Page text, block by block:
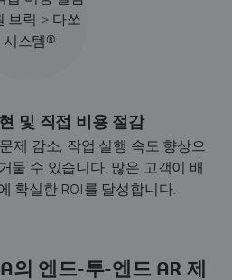
및 직접 비용 절감
제 감소, 작업 실행 속도 향상으
둘 수 있습니다. 많은 고객이 배
확실한 ROI를 달성합니다.
의 엔드-투-엔드 AR 제